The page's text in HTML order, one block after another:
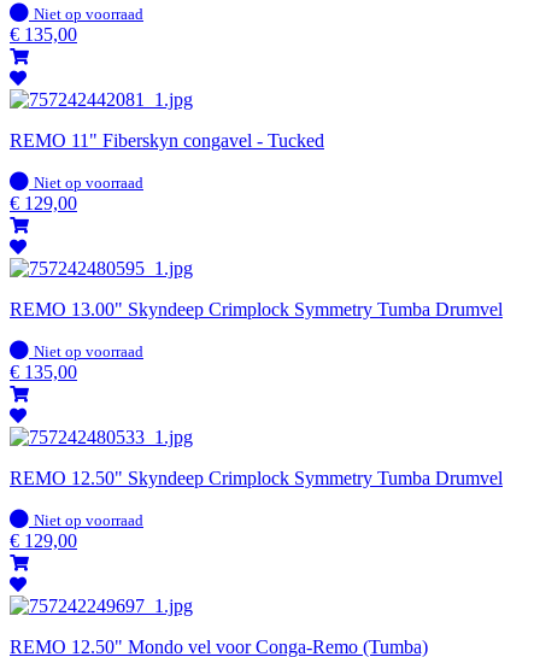
Op
voorraad
Niet op voorraad
€ 135,00
REMO 11" Fiberskyn congavel - Tucked
Op
voorraad
Niet op voorraad
€ 129,00
REMO 13.00" Skyndeep Crimplock Symmetry Tumba Drumvel
Op
voorraad
Niet op voorraad
€ 135,00
REMO 12.50" Skyndeep Crimplock Symmetry Tumba Drumvel
Op
voorraad
Niet op voorraad
€ 129,00
REMO 12.50" Mondo vel voor Conga-Remo (Tumba)